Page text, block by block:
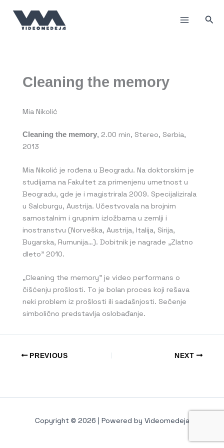
садржај
Cleaning the memory
Mia Nikolić
Cleaning the memory, 2.00 min, Stereo, Serbia,
2013
Mia Nikolić je rođena u Beogradu. Na doktorskim je
studijama na Fakultet za primenjenu umetnost u
Beogradu, gde je i magistrirala 2009. Specijalizirala
u Salcburgu, Austrija. Učestvovala na brojnim
samostalnim i grupnim izložbama u zemlji i
inostranstvu (Norveška, Austrija, Italija, Sirija,
Bugarska, Rumunija…). Dobitnik je nagrade „Zlatno
dleto” 2010.
„Cleaning the memory” je video performans o
čišćenju prošlosti. To je bolan proces koji rešava
neki problem iz prošlosti ili sadašnjosti. Sečenje
simbolično predstavlja oslobađanje.
PREVIOUS NEXT
Copyright © 2026 | Powered by Videomedeja